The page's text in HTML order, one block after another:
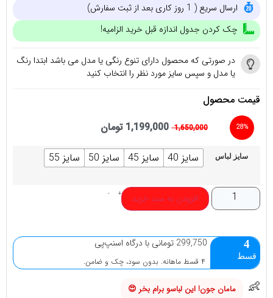
ارسال سریع ( 1 روز کاری بعد از ثبت سفارش)
چک کردن جدول اندازه قبل خرید الزامیه!
در صورتی که محصول دارای تنوع رنگی یا مدل می باشد ابتدا رنگ
یا مدل و سپس سایز مورد نظر را انتخاب کنید
قیمت محصول
28%
1,650,000
1,199,000 تومان
سایز لباس سایز 40 سایز 45 سایز 50 سایز 55
+
- افزودن به سبد خرید
4
قسط
299,750 تومانی با درگاه اسنپ‌پی
۴ قسط ماهانه. بدون سود، چک و ضامن.
👶 مامان جون! این لباسو برام بخر 😍